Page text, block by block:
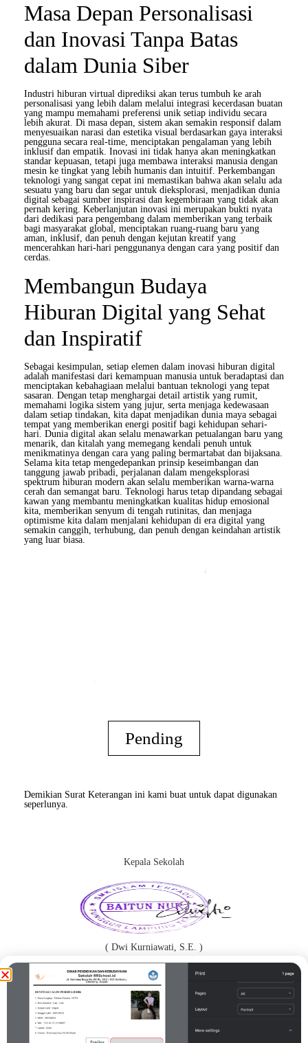
Masa Depan Personalisasi
dan Inovasi Tanpa Batas
dalam Dunia Siber
Industri hiburan virtual diprediksi akan terus tumbuh ke arah
personalisasi yang lebih dalam melalui integrasi kecerdasan buatan
yang mampu memahami preferensi unik setiap individu secara
lebih akurat. Di masa depan, sistem akan semakin responsif dalam
menyesuaikan narasi dan estetika visual berdasarkan gaya interaksi
pengguna secara real-time, menciptakan pengalaman yang lebih
inklusif dan empatik. Inovasi ini tidak hanya akan meningkatkan
standar kepuasan, tetapi juga membawa interaksi manusia dengan
mesin ke tingkat yang lebih humanis dan intuitif. Perkembangan
teknologi yang sangat cepat ini memastikan bahwa akan selalu ada
sesuatu yang baru dan segar untuk dieksplorasi, menjadikan dunia
digital sebagai sumber inspirasi dan kegembiraan yang tidak akan
pernah kering. Keberlanjutan inovasi ini merupakan bukti nyata
dari dedikasi para pengembang dalam memberikan yang terbaik
bagi masyarakat global, menciptakan ruang-ruang baru yang
aman, inklusif, dan penuh dengan kejutan kreatif yang
mencerahkan hari-hari penggunanya dengan cara yang positif dan
cerdas.
Membangun Budaya
Hiburan Digital yang Sehat
dan Inspiratif
Sebagai kesimpulan, setiap elemen dalam inovasi hiburan digital
adalah manifestasi dari kemampuan manusia untuk beradaptasi dan
menciptakan kebahagiaan melalui bantuan teknologi yang tepat
sasaran. Dengan tetap menghargai detail artistik yang rumit,
memahami logika sistem yang jujur, serta menjaga kedewasaan
dalam setiap tindakan, kita dapat menjadikan dunia maya sebagai
tempat yang memberikan energi positif bagi kehidupan sehari-
hari. Dunia digital akan selalu menawarkan petualangan baru yang
menarik, dan kitalah yang memegang kendali penuh untuk
menikmatinya dengan cara yang paling bermartabat dan bijaksana.
Selama kita tetap mengedepankan prinsip keseimbangan dan
tanggung jawab pribadi, perjalanan dalam mengeksplorasi
spektrum hiburan modern akan selalu memberikan warna-warna
cerah dan semangat baru. Teknologi harus tetap dipandang sebagai
kawan yang membantu meningkatkan kualitas hidup emosional
kita, memberikan senyum di tengah rutinitas, dan menjaga
optimisme kita dalam menjalani kehidupan di era digital yang
semakin canggih, terhubung, dan penuh dengan keindahan artistik
yang luar biasa.
Pending
Demikian Surat Keterangan ini kami buat untuk dapat digunakan
seperlunya.
Kepala Sekolah
( Dwi Kurniawati, S.E. )
Orang Tua / Wali*